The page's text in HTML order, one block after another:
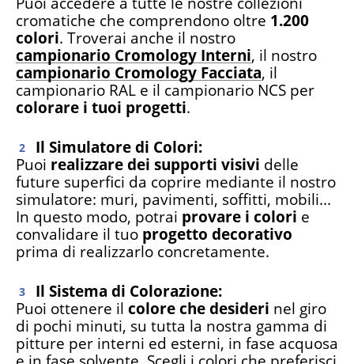
cromatiche che comprendono oltre 1.200
colori. Troverai anche il nostro
campionario Cromology Interni, il nostro
campionario Cromology Facciata, il
campionario RAL e il campionario NCS per
colorare i tuoi progetti.
Il Simulatore di Colori:
Puoi realizzare dei supporti visivi delle
future superfici da coprire mediante il nostro
simulatore: muri, pavimenti, soffitti, mobili...
In questo modo, potrai provare i colori e
convalidare il tuo progetto decorativo
prima di realizzarlo concretamente.
Il Sistema di Colorazione:
Puoi ottenere il colore che desideri nel giro
di pochi minuti, su tutta la nostra gamma di
pitture per interni ed esterni, in fase acquosa